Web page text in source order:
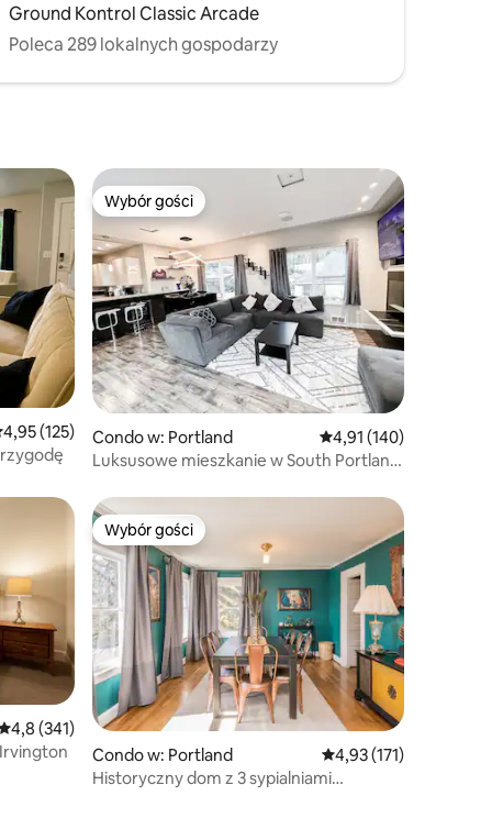
Ground Kontrol Classic Arcade
Poleca 289 lokalnych gospodarzy
gości
ocena: 4,95 na 5, liczba recenzji: 125
4,95 (125)
Wybór gości
Wybór gości
Condo w: Portland Średnia ocena: 4,91
4,91 (140)
Luksusowe mieszkanie w South Portland
ocena: 4,8 na 5, liczba recenzji: 341
4,8 (341)
Wybór gości
Wybór gości
Condo w: Portland Średnia ocena: 4,93
4,93 (171)
Historyczny dom z 3 sypialniami